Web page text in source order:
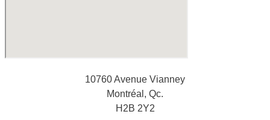
10760 Avenue Vianney
Montréal, Qc.
H2B 2Y2